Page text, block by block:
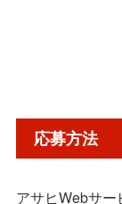
応募方法
アサヒWebサー